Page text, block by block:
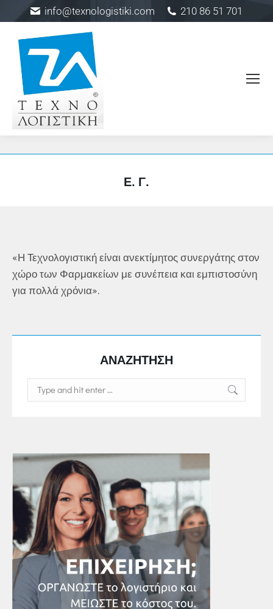
info@texnologistiki.com 210 86 51 701
Ε. Γ.
«Η Τεχνολογιστική είναι ανεκτίμητος συνεργάτης στον
χώρο των Φαρμακείων με συνέπεια και εμπιστοσύνη
για πολλά χρόνια».
ΑΝΑΖΗΤΗΣΗ
Search: